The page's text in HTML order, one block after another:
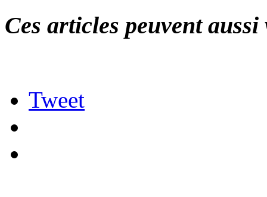
Ces articles peuvent
Tweet